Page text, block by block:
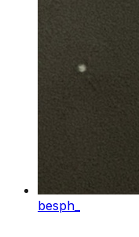
besph_